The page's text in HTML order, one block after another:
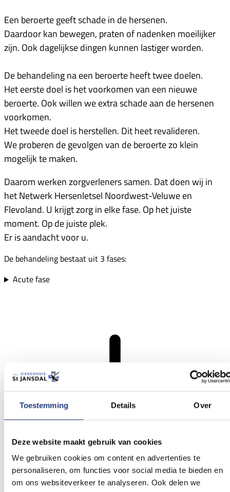
Toestemming Details Over
Deze website maakt gebruik van cookies
We gebruiken cookies om content en advertenties te
personaliseren, om functies voor social media te bieden en
om ons websiteverkeer te analyseren. Ook delen we
Een beroerte geeft schade in de hersenen.
Daardoor kan bewegen, praten of nadenken moeilijker
zijn. Ook dagelijkse dingen kunnen lastiger worden.
De behandeling na een beroerte heeft twee doelen.
Het eerste doel is het voorkomen van een nieuwe
beroerte. Ook willen we extra schade aan de hersenen
voorkomen.
Het tweede doel is herstellen. Dit heet revalideren.
We proberen de gevolgen van de beroerte zo klein
mogelijk te maken.
Daarom werken zorgverleners samen. Dat doen wij in
hetNetwerk Hersenletsel Noordwest-Veluwe en
Flevoland. U krijgt zorg in elke fase. Op het juiste
moment. Op de juiste plek.
Er is aandacht voor u.
De behandeling bestaat uit 3 fases:
Acute fase